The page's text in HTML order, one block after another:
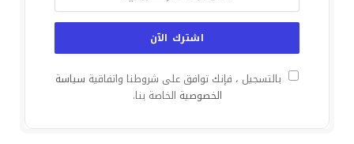
بالتسجيل ، فإنك توافق على شروطنا واتفاقية سياسة
الخصوصية الخاصة بنا.